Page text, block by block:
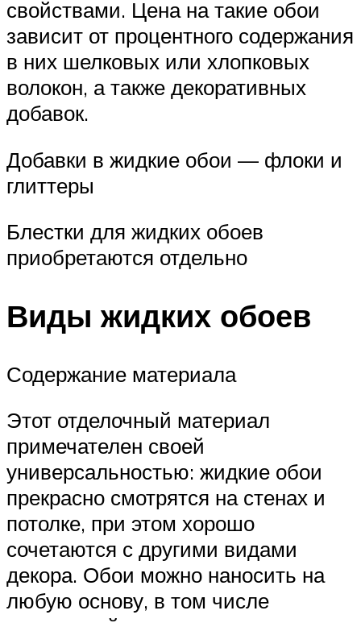
свойствами. Цена на такие обои
зависит от процентного содержания
в них шелковых или хлопковых
волокон, а также декоративных
добавок.
Добавки в жидкие обои — флоки и
глиттеры
Блестки для жидких обоев
приобретаются отдельно
Виды жидких обоев
Содержание материала
Этот отделочный материал
примечателен своей
универсальностью: жидкие обои
прекрасно смотрятся на стенах и
потолке, при этом хорошо
сочетаются с другими видами
декора. Обои можно наносить на
любую основу, в том числе